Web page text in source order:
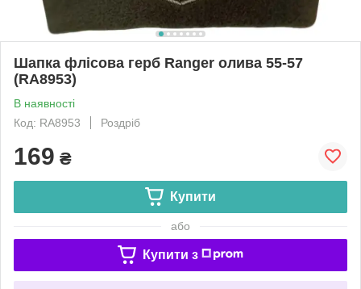
Шапка флісова герб Ranger олива 55-57
(RA8953)
В наявності
Код: RA8953
Роздріб
169 ₴
Купити
або
Купити з